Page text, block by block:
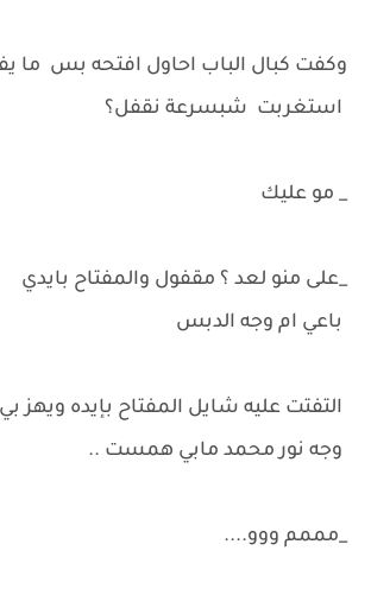
وكفت كبال الباب احاول افتحه بس ما
استغربت شبسرعة نقفل؟
_ مو عليك
_على منو لعد ؟ مقفول والمفتاح بايدي
باعي ام وجه الدبس
التفتت عليه شايل المفتاح بإيده ويهز بي
وجه نور محمد مابي همست ..
_مممم ووو....